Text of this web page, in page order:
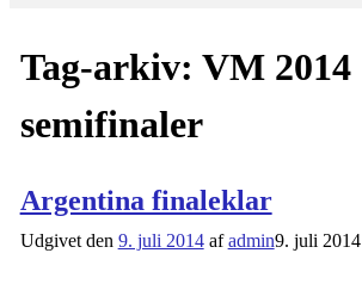
Tag-arkiv: VM 2014
semifinaler
Argentina finaleklar
Udgivet den 9. juli 2014 afadmin9. juli 2014